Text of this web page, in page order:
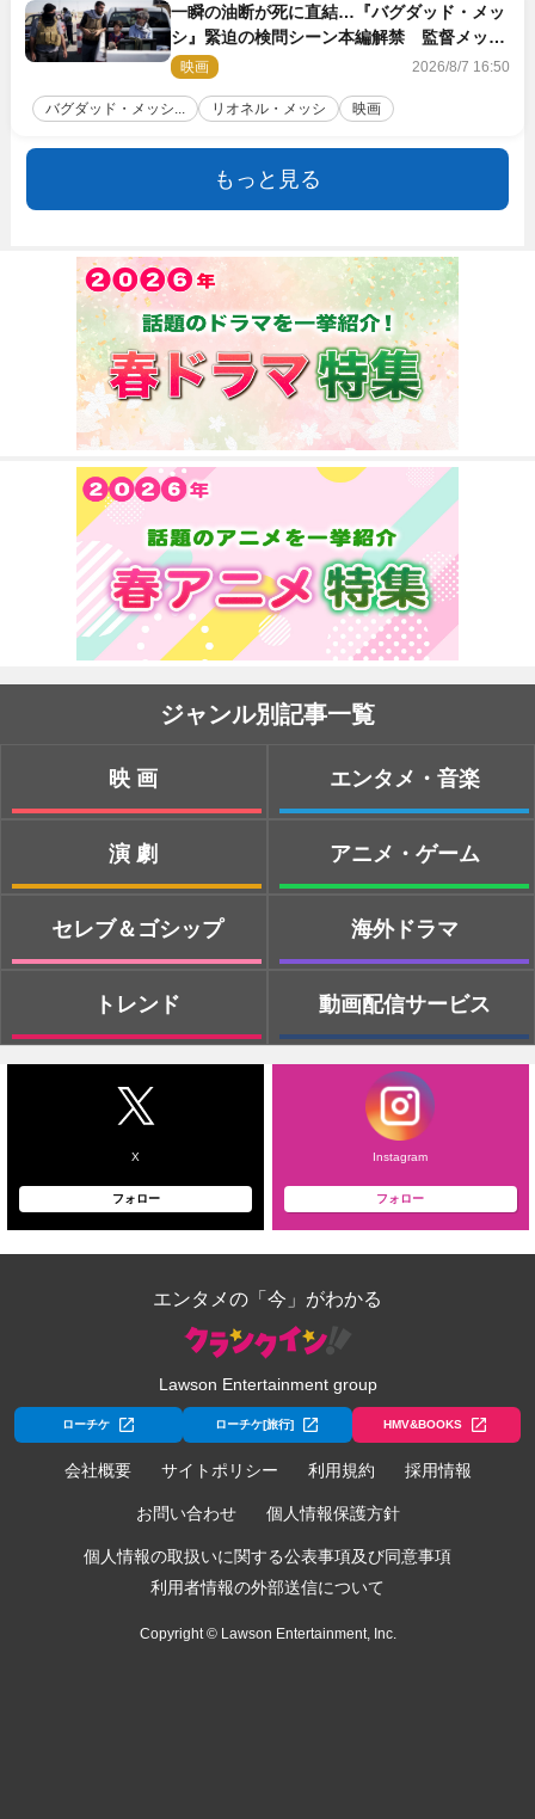
一瞬の油断が死に直結…『バグダッド・メッ
シ』緊迫の検問シーン本編解禁 監督メッセ
ージも到着
映画 2026/8/7 16:50
バグダッド・メッシ... リオネル・メッシ 映画
もっと見る
ジャンル別記事一覧
映画
演劇
セレブ＆ゴシップ
トレンド
エンタメ・音楽
アニメ・ゲーム
海外ドラマ
動画配信サービス
X
フォロー
Instagram
フォロー
エンタメの「今」がわかる
Lawson Entertainment group
ローチケ ローチケ[旅行] HMV&BOOKS
会社概要 サイトポリシー 利用規約 採用情報
お問い合わせ 個人情報保護方針
個人情報の取扱いに関する公表事項及び同意事項
利用者情報の外部送信について
Copyright © Lawson Entertainment, Inc.